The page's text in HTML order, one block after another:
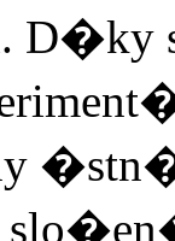
D�ky